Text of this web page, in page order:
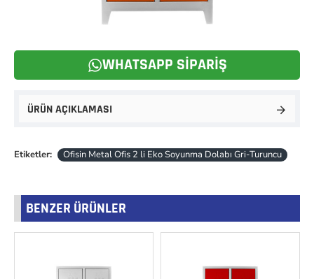
WHATSAPP SIPARIŞ
ÜRÜN AÇIKLAMASI
Etiketler: Ofisin Metal Ofis 2 li Eko Soyunma Dolabı Gri-Turuncu
BENZER ÜRÜNLER